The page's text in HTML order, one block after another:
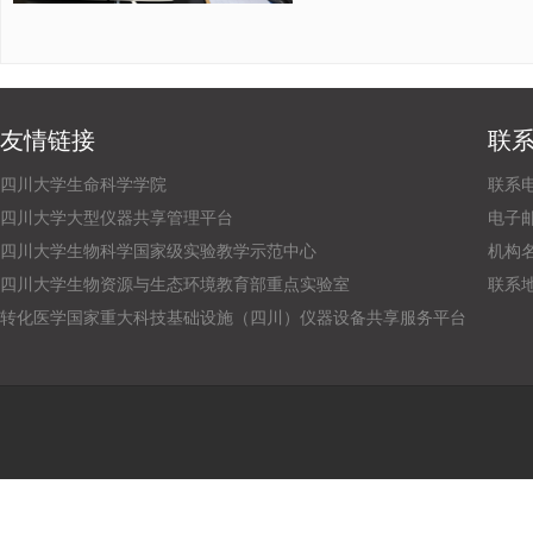
友情链接
四川大学生命科学学院
四川大学大型仪器共享管理平台
四川大学生物科学国家级实验教学示范中心
四川大学生物资源与生态环境教育部重点实验室
转化医学国家重大科技基础设施（四川）仪器设备共享服务平台
联
联系
电子
机构
联系